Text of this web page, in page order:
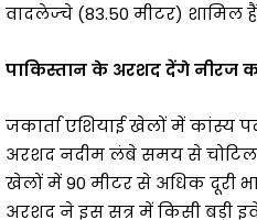
वादलेज्चे (83.50 मीटर) शामिल
पाकिस्तान के अरशद देंगे नीरज
जकार्ता एशियाई खेलों में कांस्य
अरशद नदीम लंबे समय से चोटिल
खेलों में 90 मीटर से अधिक दूरी
अरशद ने इस सत्र में किसी बड़ी